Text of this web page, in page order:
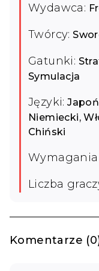
Wydawca:
Twórcy:
Gatunki:
Symulacja
Języki:
Niemiecki,
Chiński
Liczba
Komentarze